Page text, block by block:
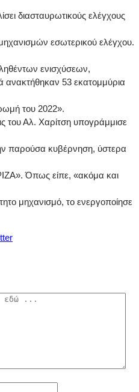
διασταυρωτικούς ελέγχους
εσωτερικού ελέγχου.
ενισχύσεων,
53 εκατομμύρια
του 2022».
του Αλ. Χαρίτση υπογράμμισε
παρούσα κυβέρνηση, ύστερα
Όπως είπε, «ακόμα και
μηχανισμό, το ενεργοποίησε